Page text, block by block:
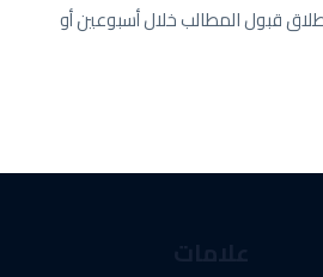
قبول المطالب خلال أسبوعين أو